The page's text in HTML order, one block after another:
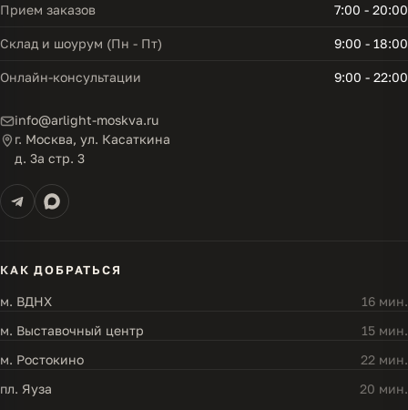
Прием заказов 7:00 - 20:00
Склад и шоурум (Пн - Пт) 9:00 - 18:00
Онлайн-консультации 9:00 - 22:00
info@arlight-moskva.ru
г. Москва, ул. Касаткина
д. 3а стр. 3
КАК ДОБРАТЬСЯ
м. ВДНХ
16 мин.
м. Выставочный центр
15 мин.
м. Ростокино
22 мин.
пл. Яуза
20 мин.